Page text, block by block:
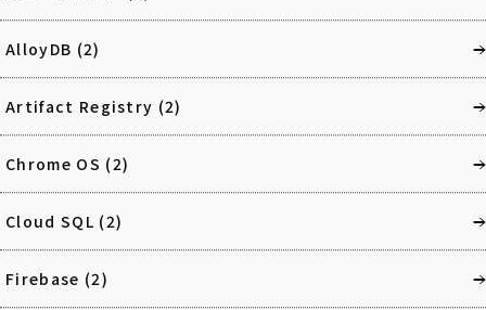
AlloyDB (2)
Artifact Registry (2)
Chrome OS (2)
Cloud SQL (2)
Firebase (2)